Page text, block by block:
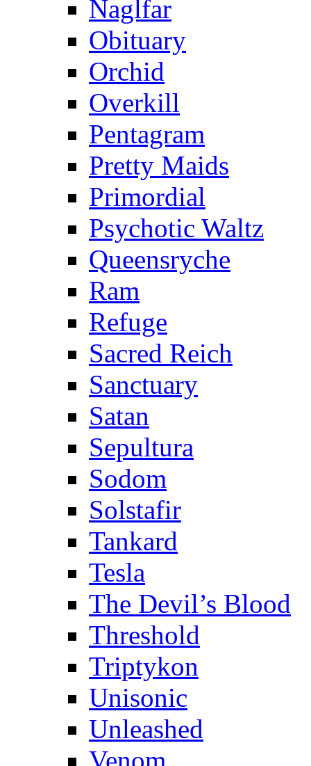
Naglfar
Obituary
Orchid
Overkill
Pentagram
Pretty Maids
Primordial
Psychotic Waltz
Queensryche
Ram
Refuge
Sacred Reich
Sanctuary
Satan
Sepultura
Sodom
Solstafir
Tankard
Tesla
The Devil’s Blood
Threshold
Triptykon
Unisonic
Unleashed
Venom